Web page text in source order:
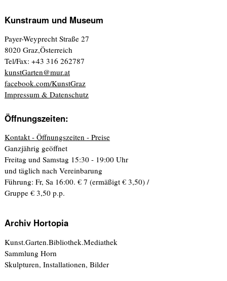
Kunstraum und Museum
Payer-Weyprecht Straße 27
8020 Graz,Österreich
Tel/Fax: +43 316 262787
kunstGarten@mur.at
facebook.com/KunstGraz
Impressum & Datenschutz
Öffnungszeiten:
Kontakt - Öffnungszeiten - Preise
Ganzjährig geöffnet
Freitag und Samstag 15:30 - 19:00 Uhr
und täglich nach Vereinbarung
Führung: Fr, Sa 16:00. € 7 (ermäßigt € 3,50) /
Gruppe € 3,50 p.p.
Archiv Hortopia
Kunst.Garten.Bibliothek.Mediathek
Sammlung Horn
Skulpturen, Installationen, Bilder